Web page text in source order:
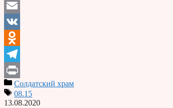
Email
VK
Odnoklassniki
Telegram
PrintСолдатский храм
08.15
13.08.2020